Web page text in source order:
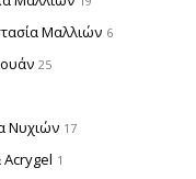
Μαλλιών 6
25
Νυχιών 17
Acrygel 1